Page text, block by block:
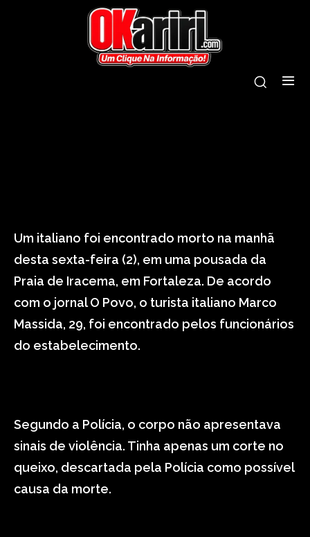
encontrado
morto pousada
Um italiano foi encontrado morto na manhã
desta sexta-feira (2), em uma pousada da
Praia de Iracema, em Fortaleza. De acordo
com o jornal O Povo, o turista italiano Marco
Massida, 29, foi encontrado pelos funcionários
do estabelecimento.
Segundo a Polícia, o corpo não apresentava
sinais de violência. Tinha apenas um corte no
queixo, descartada pela Polícia como possível
causa da morte.